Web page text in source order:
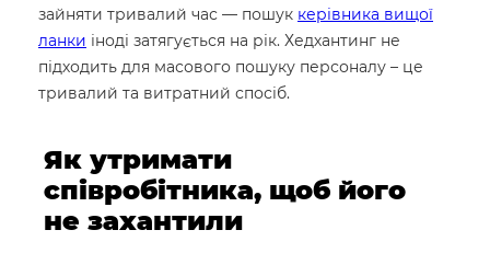
зайняти тривалий час — пошук керівника вищої
ланки іноді затягується на рік. Хедхантинг не
підходить для масового пошуку персоналу – це
тривалий та витратний спосіб.
Як утримати
співробітника, щоб його
не захантили